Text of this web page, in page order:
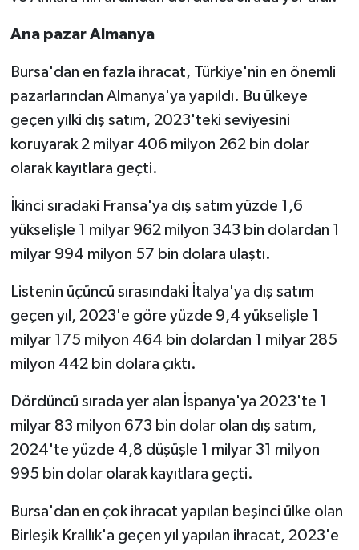
Ana pazar Almanya
Bursa'dan en fazla ihracat, Türkiye'nin en önemli
pazarlarından Almanya'ya yapıldı. Bu ülkeye
geçen yılki dış satım, 2023'teki seviyesini
koruyarak 2 milyar 406 milyon 262 bin dolar
olarak kayıtlara geçti.
İkinci sıradaki Fransa'ya dış satım yüzde 1,6
yükselişle 1 milyar 962 milyon 343 bin dolardan 1
milyar 994 milyon 57 bin dolara ulaştı.
Listenin üçüncü sırasındaki İtalya'ya dış satım
geçen yıl, 2023'e göre yüzde 9,4 yükselişle 1
milyar 175 milyon 464 bin dolardan 1 milyar 285
milyon 442 bin dolara çıktı.
Dördüncü sırada yer alan İspanya'ya 2023'te 1
milyar 83 milyon 673 bin dolar olan dış satım,
2024'te yüzde 4,8 düşüşle 1 milyar 31 milyon
995 bin dolar olarak kayıtlara geçti.
Bursa'dan en çok ihracat yapılan beşinci ülke olan
Birleşik Krallık'a geçen yıl yapılan ihracat, 2023'e